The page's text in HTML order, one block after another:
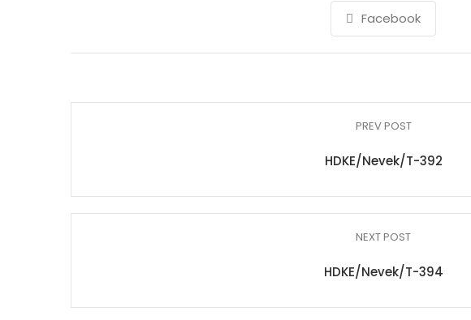
Facebook
PREV POST
HDKE/Nevek/T-392
NEXT POST
HDKE/Nevek/T-394